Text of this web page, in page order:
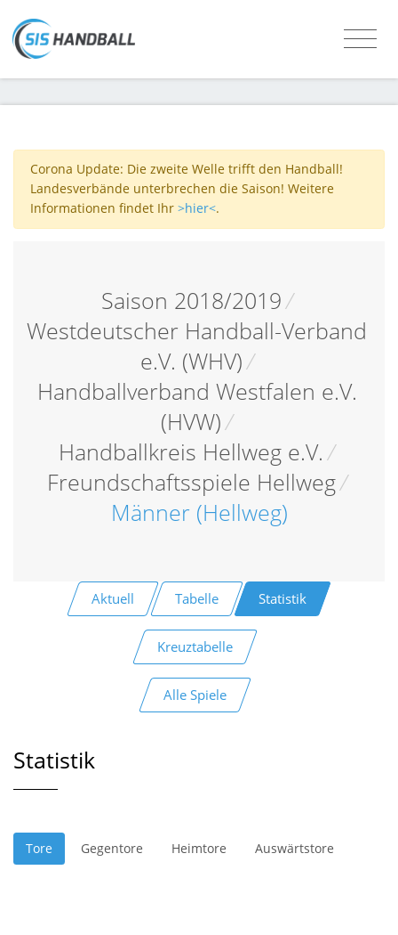
Corona Update: Die zweite Welle trifft den Handball!
Landesverbände unterbrechen die Saison! Weitere
Informationen findet Ihr >hier<.
Saison 2018/2019/
Westdeutscher Handball-Verband
e.V. (WHV)/
Handballverband Westfalen e.V.
(HVW)/
Handballkreis Hellweg e.V. /
Freundschaftsspiele Hellweg/
Männer (Hellweg)
Aktuell Tabelle Statistik
Kreuztabelle
Alle Spiele
Statistik
Tore Gegentore Heimtore Auswärtstore